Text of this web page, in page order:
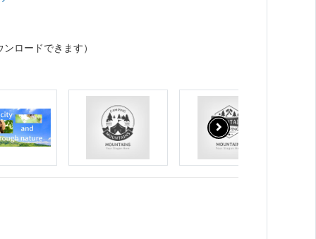
ロードできます）